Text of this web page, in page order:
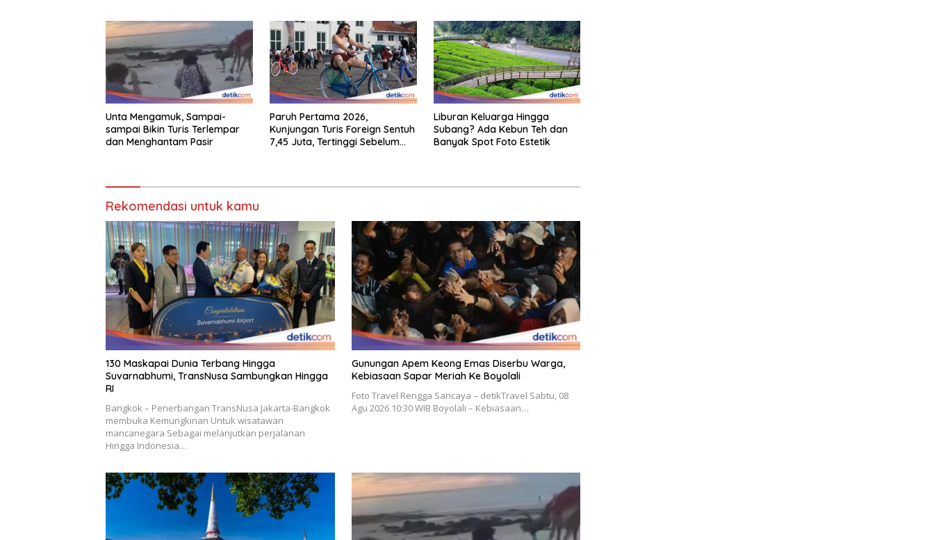
Unta Mengamuk, Sampai-
sampai Bikin Turis Terlempar
dan Menghantam Pasir
Paruh Pertama 2026,
Kunjungan Turis Foreign Sentuh
7,45 Juta, Tertinggi Sebelum
Liburan Keluarga Hingga
Subang? Ada Kebun Teh dan
Banyak Spot Foto Estetik
Rekomendasi untuk kamu
130 Maskapai Dunia Terbang Hingga
Suvarnabhumi, TransNusa Sambungkan Hingga
RI
Bangkok – Penerbangan TransNusa Jakarta-Bangkok
membuka Kemungkinan Untuk wisatawan
mancanegara Sebagai melanjutkan perjalanan
Hingga Indonesia…
Gunungan Apem Keong Emas Diserbu Warga,
Kebiasaan Sapar Meriah Ke Boyolali
Foto Travel Rengga Sancaya – detikTravel Sabtu, 08
Agu 2026 10:30 WIB Boyolali – Kebiasaan…